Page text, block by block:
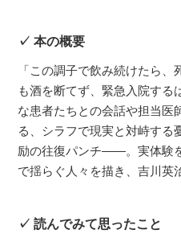
本の概要
「この調子で飲み続けたら
も酒を断てず、緊急入院する
な患者たちとの会話や担当医
る、シラフで現実と対峙する
励の往復パンチ――。実体験
で揺らぐ人々を描き、吉川英
読んでみて思ったこと